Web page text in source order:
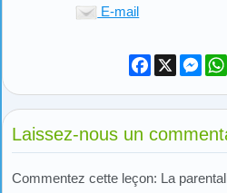
E-mail
Facebook
X
Laissez-nous un
Commentez cette leçon: La